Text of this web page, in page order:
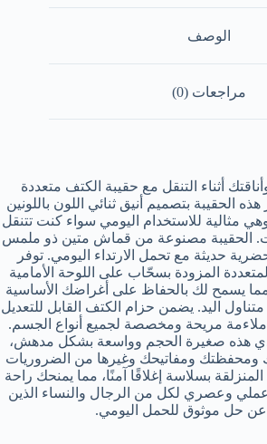
الوصف
مراجعات (0)
أثناء التنقل مع حقيبة الكتف متعددة
الحقيبة بتصميم أنيق ثنائي اللون باللونين
وهي مثالية للاستخدام اليومي سواء كنت تتنقل
الحقيبة مصنوعة من قماش متين ذو ملمس
حديثة مع تحمل الارتداء اليومي. توفر
المزودة بسحّاب على اللوحة الأمامية
يسمح لك بالحفاظ على أغراضك الأساسية
اليد. يضمن حزام الكتف القابل للتعديل
مريحة ومخصصة لجميع أنواع الجسم.
هذه صغيرة الحجم وواسعة بشكل مدهش،
ومحفظتك ومفاتيحك وغيرها من الضروريات
بسلاسة إغلاقًا آمنًا، مما يمنحك راحة
عملي وعصري لكل من الرجال والنساء الذين
عن حل موثوق للحمل اليومي.